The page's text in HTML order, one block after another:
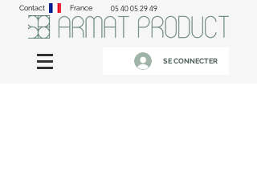
Contact France 05 40 05 29 49
SE CONNECTER